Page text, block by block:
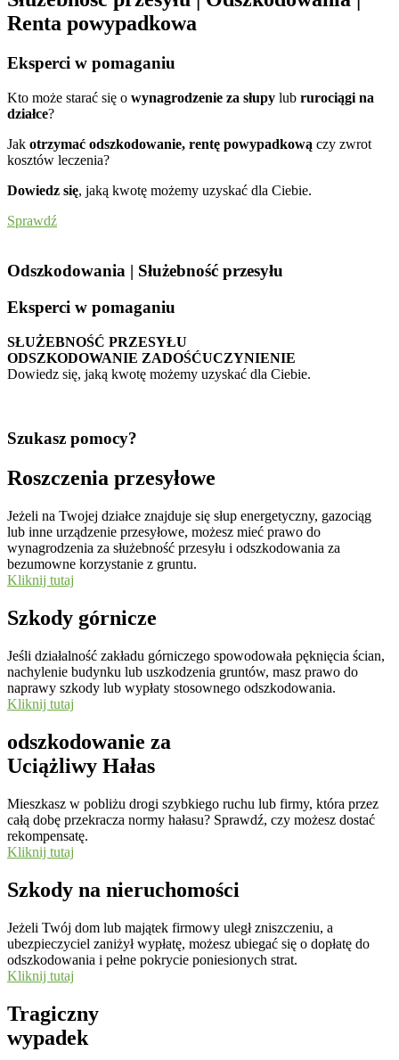
Renta powypadkowa
Eksperci w pomaganiu
Kto może starać się o wynagrodzenie za słupy lub rurociągi na
działce?
Jak otrzymać odszkodowanie, rentę powypadkową czy zwrot
kosztów leczenia?
Dowiedz się, jaką kwotę możemy uzyskać dla Ciebie.
Sprawdź
Odszkodowania | Służebność przesyłu
Eksperci w pomaganiu
SŁUŻEBNOŚĆ PRZESYŁU
ODSZKODOWANIE ZADOŚĆUCZYNIENIE
Dowiedz się, jaką kwotę możemy uzyskać dla Ciebie.
Szukasz pomocy?
Roszczenia przesyłowe
Jeżeli na Twojej działce znajduje się słup energetyczny, gazociąg
lub inne urządzenie przesyłowe, możesz mieć prawo do
wynagrodzenia za służebność przesyłu i odszkodowania za
bezumowne korzystanie z gruntu.
Kliknij tutaj
Szkody górnicze
Jeśli działalność zakładu górniczego spowodowała pęknięcia ścian,
nachylenie budynku lub uszkodzenia gruntów, masz prawo do
naprawy szkody lub wypłaty stosownego odszkodowania.
Kliknij tutaj
odszkodowanie za
Uciążliwy Hałas
Mieszkasz w pobliżu drogi szybkiego ruchu lub firmy, która przez
całą dobę przekracza normy hałasu? Sprawdź, czy możesz dostać
rekompensatę.
Kliknij tutaj
Szkody na nieruchomości
Jeżeli Twój dom lub majątek firmowy uległ zniszczeniu, a
ubezpieczyciel zaniżył wypłatę, możesz ubiegać się o dopłatę do
odszkodowania i pełne pokrycie poniesionych strat.
Kliknij tutaj
Tragiczny
wypadek